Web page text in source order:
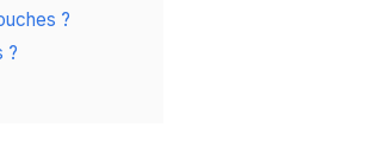
?
?